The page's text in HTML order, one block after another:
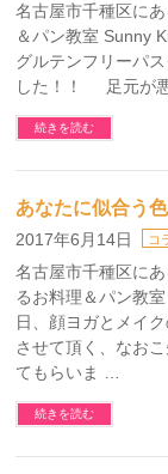
名古屋市千種区に
＆パン教室 Sunny
グルテンフリーパ
した！！ 足元が
続きを読む
あなたに似合う
2017年6月14日 コ
名古屋市千種区
るお料理＆パン教
日、顔ヨガとメイ
させて頂く、なお
てもらいま …
続きを読む